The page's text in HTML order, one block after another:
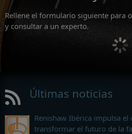
Rellene el formulario siguiente para
y consultar a un experto.
Últimas noticias
Renishaw Ibérica impulsa
transformar el futuro de la